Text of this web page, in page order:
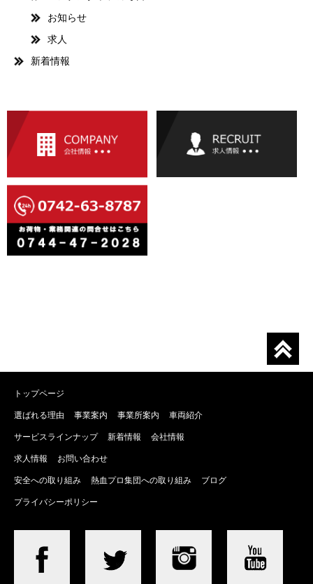
お知らせ
求人
新着情報
トップページ
選ばれる理由 事業案内 事業所案内 車両紹介
サービスラインナップ 新着情報 会社情報
求人情報 お問い合わせ
安全への取り組み 熱血プロ集団への取り組み ブログ
プライバシーポリシー